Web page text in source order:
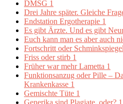
DMSG 1
Drei Jahre später. Gleiche
Endstation Ergotherapie 1
Es gibt Ärzte. Und es gibt
Euch kann man es aber auch
Fortschritt oder
Friss oder stirb 1
Früher war mehr Lametta 1
Funktionsanzug oder Pille –
Krankenkasse 1
Gemischte Tüte 1
Generika sind Plagiate, oder? 1